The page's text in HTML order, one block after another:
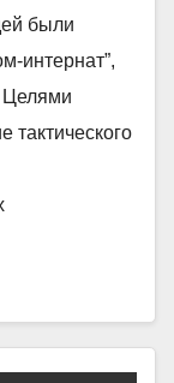
были
интернат”,
Целями
тактического